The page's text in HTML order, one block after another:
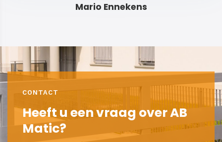
Mario Ennekens
CONTACT
Heeft u een vraag over AB
Matic?